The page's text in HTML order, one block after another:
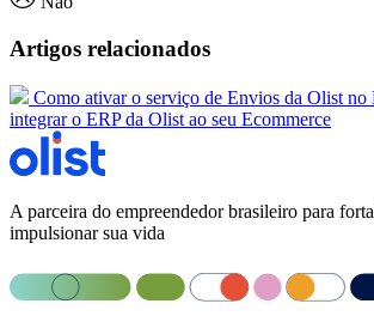
Artigos relacionados
Como ativar o serviço de Envios da Olist no
integrar o ERP da Olist ao seu Ecommerce
A parceira do empreendedor brasileiro para
impulsionar sua vida